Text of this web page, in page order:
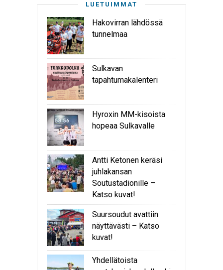
LUETUIMMAT
Hakovirran lähdössä
tunnelmaa
Sulkavan
tapahtumakalenteri
Hyroxin MM-kisoista
hopeaa Sulkavalle
Antti Ketonen keräsi
juhlakansan
Soutustadionille –
Katso kuvat!
Suursoudut avattiin
näyttävästi – Katso
kuvat!
Yhdellätoista